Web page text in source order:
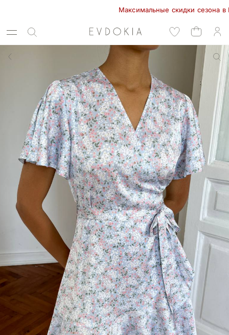
Максимальные скидки сезона в